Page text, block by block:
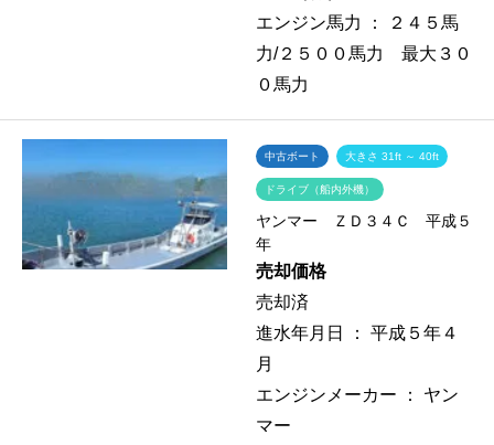
エンジン馬力 ：
２４５馬
力/２５００馬力 最大３０
０馬力
中古ボート 大きさ 31ft ～ 40ft
ドライブ（船内外機）
ヤンマー ＺＤ３４Ｃ 平成５
年
売却価格
売却済
進水年月日 ： 平成５年４
月
エンジンメーカー ： ヤン
マー